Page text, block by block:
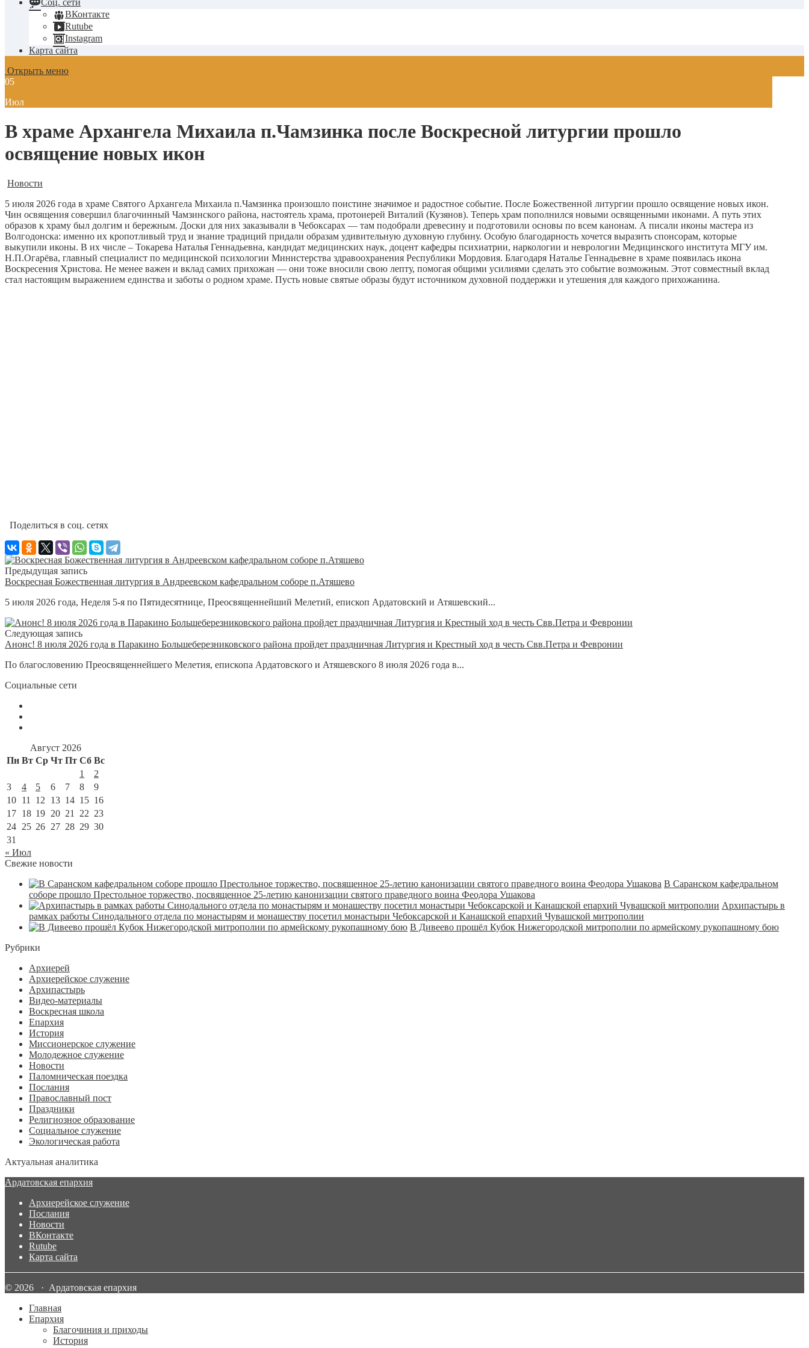
Соц. сети
ВКонтакте
Rutube
Instagram
Карта сайта
Открыть меню
05
Июл
В храме Архангела Михаила п.Чамзинка после Воскресной литургии прошло
освящение новых икон
Новости
5 июля 2026 года в храме Святого Архангела Михаила п.Чамзинка произошло поистине значимое и радостное событие. После Божественной литургии прошло освящение новых икон.
Чин освящения совершил благочинный Чамзинского района, настоятель храма, протоиерей Виталий (Кузянов). Теперь храм пополнился новыми освященными иконами. А путь этих
образов к храму был долгим и бережным. Доски для них заказывали в Чебоксарах — там подобрали древесину и подготовили основы по всем канонам. А писали иконы мастера из
Волгодонска: именно их кропотливый труд и знание традиций придали образам удивительную духовную глубину. Особую благодарность хочется выразить спонсорам, которые
выкупили иконы. В их числе – Токарева Наталья Геннадьевна, кандидат медицинских наук, доцент кафедры психиатрии, наркологии и неврологии Медицинского института МГУ им.
Н.П.Огарёва, главный специалист по медицинской психологии Министерства здравоохранения Республики Мордовия. Благодаря Наталье Геннадьевне в храме появилась икона
Воскресения Христова. Не менее важен и вклад самих прихожан — они тоже вносили свою лепту, помогая общими усилиями сделать это событие возможным. Этот совместный вклад
стал настоящим выражением единства и заботы о родном храме. Пусть новые святые образы будут источником духовной поддержки и утешения для каждого прихожанина.
Поделиться в соц. сетях
Предыдущая запись
Воскресная Божественная литургия в Андреевском кафедральном соборе п.Атяшево
5 июля 2026 года, Неделя 5-я по Пятидесятнице, Преосвященнейший Мелетий, епископ Ардатовский и Атяшевский...
Следующая запись
Анонс! 8 июля 2026 года в Паракино Большеберезниковского района пройдет праздничная Литургия и Крестный ход в честь Свв.Петра и Февронии
По благословению Преосвященнейшего Мелетия, епископа Ардатовского и Атяшевского 8 июля 2026 года в...
Социальные сети
Август 2026
Пн Вт Ср Чт Пт Сб Вс
1
2
3
4 5 6 7 8
9
10 11 12 13 14 15 16
17 18 19 20 21 22 23
24 25 26 27 28 29 30
31
« Июл
Свежие новости
В Саранском кафедральном
соборе прошло Престольное торжество, посвященное 25-летию канонизации святого праведного воина Феодора Ушакова
Архипастырь в
рамках работы Синодального отдела по монастырям и монашеству посетил монастыри Чебоксарской и Канашской епархий Чувашской митрополии
В Дивеево прошёл Кубок Нижегородской митрополии по армейскому рукопашному бою
Рубрики
Архиерей
Архиерейское служение
Архипастырь
Видео-материалы
Воскресная школа
Епархия
История
Миссионерское служение
Молодежное служение
Новости
Паломническая поездка
Послания
Православный пост
Праздники
Религиозное образование
Социальное служение
Экологическая работа
Актуальная аналитика
Ардатовская епархия
Архиерейское служение
Послания
Новости
ВКонтакте
Rutube
Карта сайта
© 2026 · Ардатовская епархия
Главная
Епархия
Благочиния и приходы
История